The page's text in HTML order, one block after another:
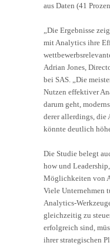
aus Daten (41
„Die Ergebnisse
mit Analytics ihre
Adrian Jones,
bei SAS. „Die
Nutzen effektiver
darum geht,
derer allerdings, die
könnte deutlich
Die Studie belegt
how und
Möglichkeiten von
Viele Unternehmen
Analytics-
gleichzeitig zu
erfolgreich sind,
ihrer strategischen